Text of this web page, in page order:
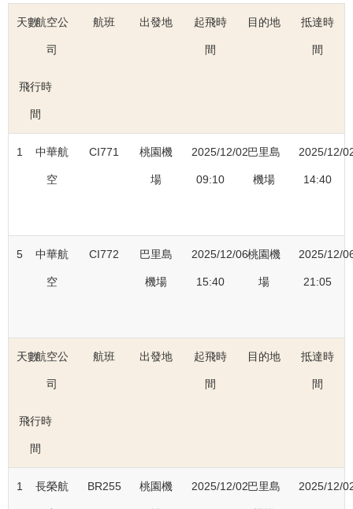
天數航空公
司
航班 出發地 起飛時
間
目的地 抵達時
間
飛行時
間
1 中華航
空
CI771 桃園機
場
2025/12/02
09:10
巴里島
機場
2025/12/
14:40
5 中華航
空
CI772 巴里島
機場
2025/12/06
15:40
桃園機
場
2025/12/
21:05
天數航空公
司
航班 出發地 起飛時
間
目的地 抵達時
間
飛行時
間
1 長榮航 BR255 桃園機 2025/12/02巴里島 2025/12/